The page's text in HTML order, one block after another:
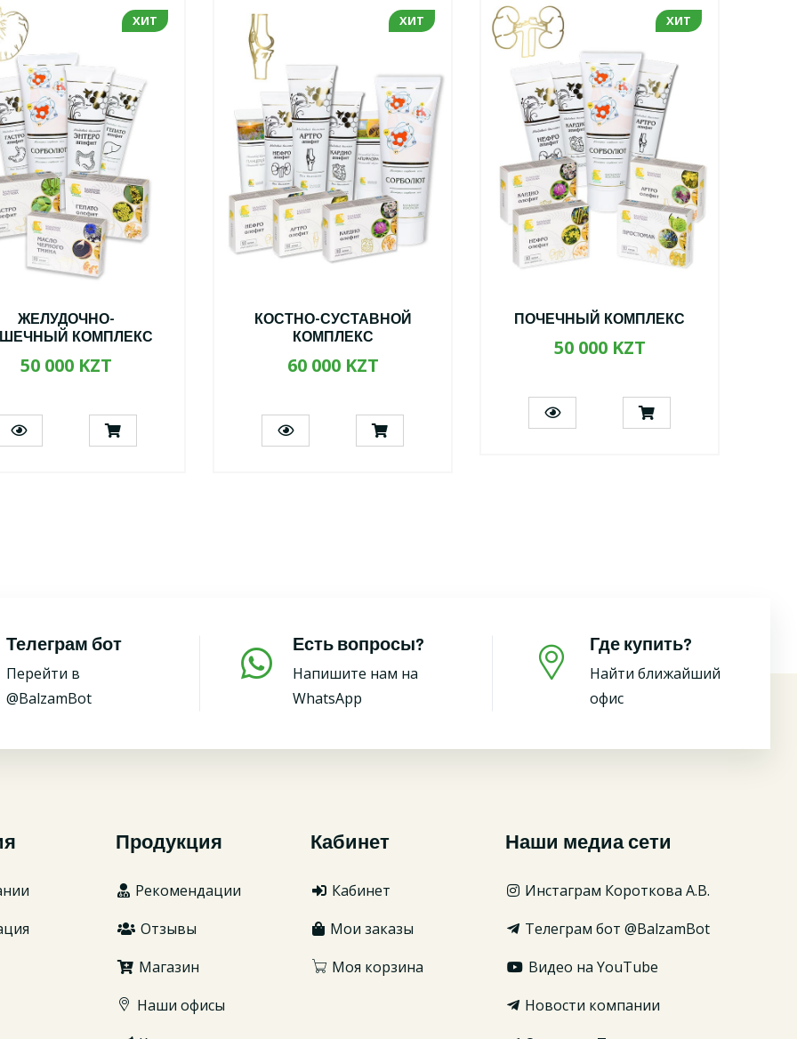
ХИТ
ЖЕЛУДОЧНО-
КОМПЛЕКС
50 000 KZT
ХИТ
КОСТНО-СУСТАВНОЙ
КОМПЛЕКС
60 000 KZT
ХИТ
ПОЧЕЧНЫЙ КОМПЛЕКС
50 000 KZT
Телеграм бот
Перейти в
@BalzamBot
Есть вопросы?
Напишите нам на
WhatsApp
Где купить?
Найти ближайший
офис
Продукция
Рекомендации
Отзывы
Магазин
Наши офисы
Кабинет
Кабинет
Мои заказы
Моя корзина
Наши медиа сети
Инстаграм Короткова А.В.
Телеграм бот @BalzamBot
Видео на YouTube
Новости компании